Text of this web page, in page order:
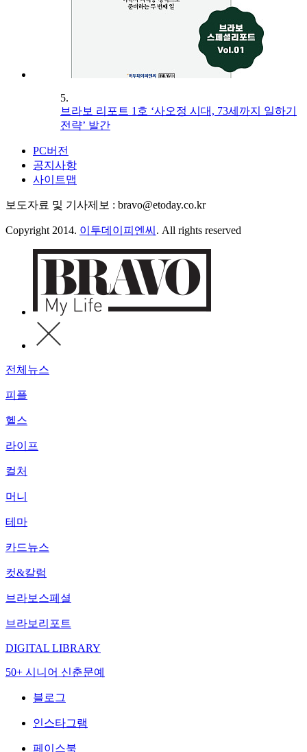
5.
브라보 리포트 1호 ‘사오정 시대, 73세까지 일하기
전략’ 발간
PC버전
공지사항
사이트맵
보도자료 및 기사제보 : bravo@etoday.co.kr
Copyright 2014. 이투데이피엔씨 . All rights reserved
전체뉴스
피플
헬스
라이프
컬처
머니
테마
카드뉴스
컷&칼럼
브라보스페셜
브라보리포트
DIGITAL LIBRARY
50+ 시니어 신춘문예
블로그
인스타그램
페이스북